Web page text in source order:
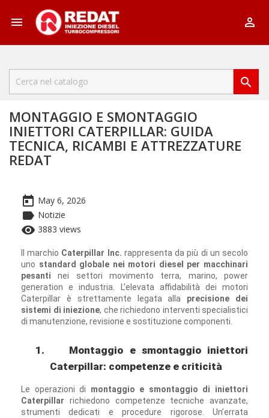
 

MONTAGGIO E SMONTAGGIO
INIETTORI CATERPILLAR: GUIDA
TECNICA, RICAMBI E ATTREZZATURE
REDAT
today May 6, 2026
label Notizie
remove_red_eye 3883 views
Il marchio Caterpillar Inc. rappresenta da più di un secolo
uno standard globale nei motori diesel per macchinari
pesanti nei settori movimento terra, marino, power
generation e industria. L’elevata affidabilità dei motori
Caterpillar è strettamente legata alla precisione dei
sistemi di iniezione, che richiedono interventi specialistici
di manutenzione, revisione e sostituzione componenti.
1.
Montaggio e smontaggio iniettori
Caterpillar: competenze e criticità
Le operazioni di montaggio e smontaggio di iniettori
Caterpillar richiedono competenze tecniche avanzate,
strumenti dedicati e procedure rigorose. Un’errata